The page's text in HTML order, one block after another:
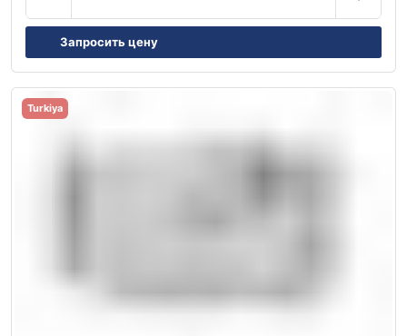
Запросить цену
Turkiya